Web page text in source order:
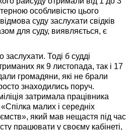
особливістю цього
суду заслухати свідків
для суду, виявляється, є
заслухати. Тоді б судді
як 9 листопада, так і 17
громадяни, які не брали
знаходились поруч.
затримала працівника
«Спілка малих і середніх
який мав нещастя під час
працювати у своєму кабінеті,